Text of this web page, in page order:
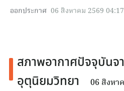
ออกประกาศ 06 สิงหาคม 2569
สภาพอากาศปัจจุบันจ
อุตุนิยมวิทยา
06 สิงหา